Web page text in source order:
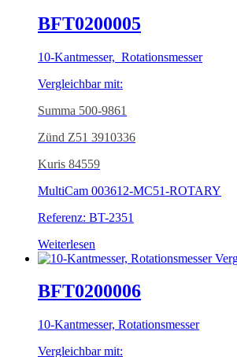
BFT0200005
10-Kantmesser, Rotationsmesser
Vergleichbar mit:
Summa 500-9861
Zünd Z51 3910336
Kuris 84559
MultiCam 003612-MC51-ROTARY
Referenz: BT-2351
Weiterlesen
BFT0200006
10-Kantmesser, Rotationsmesser
Vergleichbar mit: